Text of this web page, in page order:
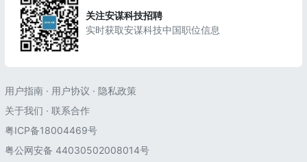
关注安谋科技招聘
实时获取安谋科技中国职位信息
用户指南 · 用户协议 · 隐私政策
关于我们 · 联系合作
粤ICP备18004469号
粤公网安备 44030502008014号